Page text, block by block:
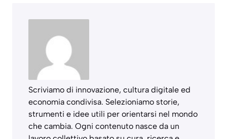
Scriviamo di innovazione, cultura digitale ed
economia condivisa. Selezioniamo storie,
strumenti e idee utili per orientarsi nel mondo
che cambia. Ogni contenuto nasce da un